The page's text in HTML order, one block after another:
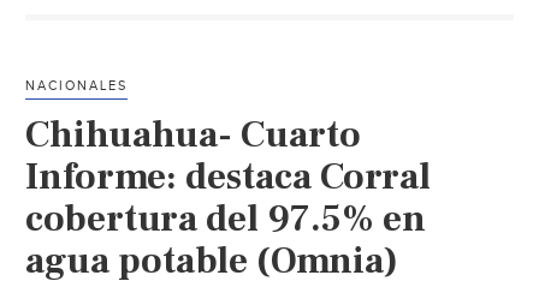
Tamayo
tras
contaminación
de
agua
(Periódico
NACIONALES
Chihuahua- Cuarto
Informe: destaca Corral
cobertura del 97.5% en
agua potable (Omnia)